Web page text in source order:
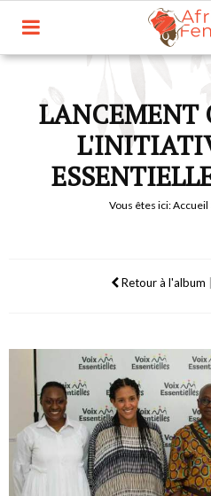
LANCEMENT
Vous êtes ici:Accueil
Retour à l'album